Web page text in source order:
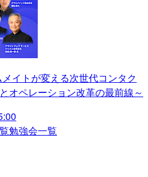
メイトが変える次世代コンタク
オペレーション改革の最前線～
勉強会一覧